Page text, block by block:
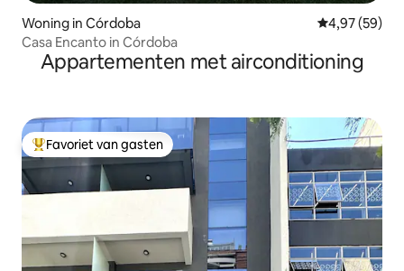
Woning in Córdoba Gemiddelde
4,97 (59)
Casa Encanto in Córdoba
Appartementen met airconditioning
Topfavoriet van gasten
Favoriet van gasten